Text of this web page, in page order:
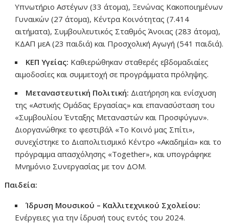
Υπνωτήριο Αστέγων (33 άτομα), Ξενώνας Κακοποιημένων
Γυναικών (27 άτομα), Κέντρα Κοινότητας (7.414
αιτήματα), Συμβουλευτικός Σταθμός Άνοιας (283 άτομα),
ΚΔΑΠ μεΑ (23 παιδιά) και Προσχολική Αγωγή (541 παιδιά).
ΚΕΠ Υγείας: Καθιερώθηκαν σταθερές εβδομαδιαίες
αιμοδοσίες και συμμετοχή σε προγράμματα πρόληψης.
Μεταναστευτική Πολιτική: Διατήρηση και ενίσχυση
της «Αστικής Ομάδας Εργασίας» και επανασύσταση του
«Συμβουλίου Ένταξης Μεταναστών και Προσφύγων».
Διοργανώθηκε το φεστιβάλ «Το Κοινό μας Σπίτι»,
συνεχίστηκε το Διαπολιτισμικό Κέντρο «Ακαδημία» και το
πρόγραμμα απασχόλησης «Together», και υπογράφηκε
Μνημόνιο Συνεργασίας με τον ΔΟΜ.
Παιδεία:
Ίδρυση Μουσικού – Καλλιτεχνικού Σχολείου:
Ενέργειες για την ίδρυσή τους εντός του 2024.